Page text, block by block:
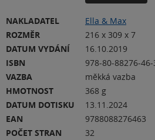
NAKLADATEL
Ella & Max
ROZMĚR
216 x 309 x 7
DATUM VYDÁNÍ
16.10.2019
ISBN
978-80-88276-46-
VAZBA
měkká vazba
HMOTNOST
368 g
DATUM DOTISKU
13.11.2024
EAN
9788088276463
POČET STRAN
32